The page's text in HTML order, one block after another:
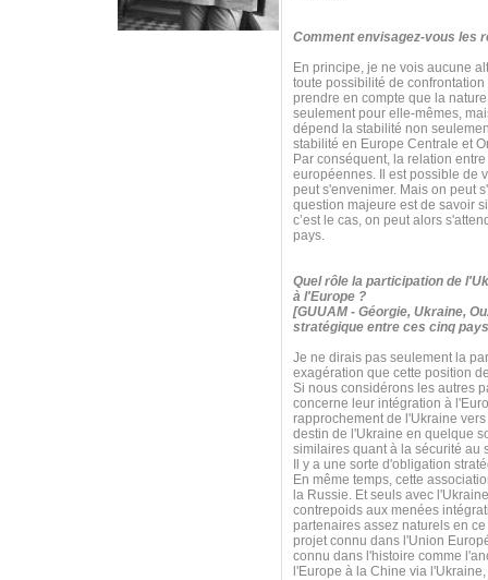
Comment envisagez-vous les
En principe, je ne vois aucune
toute possibilité de
prendre en compte que la
seulement pour elle-mêmes,
dépend la stabilité non
stabilité en Europe Centrale et
Par conséquent, la relation
européennes. Il est possible de
peut s'envenimer. Mais on peut
question majeure est de savoir
c’est le cas, on peut alors
pays.
Quel rôle la participation de
à l'Europe ?
[GUUAM - Géorgie, Ukraine,
stratégique entre ces cinq
Je ne dirais pas seulement la
exagération que cette position
Si nous considérons les autres
concerne leur intégration à
rapprochement de l'Ukraine
destin de l'Ukraine en quelque
similaires quant à la sécurité au
Il y a une sorte d'obligation
En même temps, cette
la Russie. Et seuls avec
contrepoids aux menées
partenaires assez naturels en
projet connu dans l'Union
connu dans l'histoire comme
l'Europe à la Chine via